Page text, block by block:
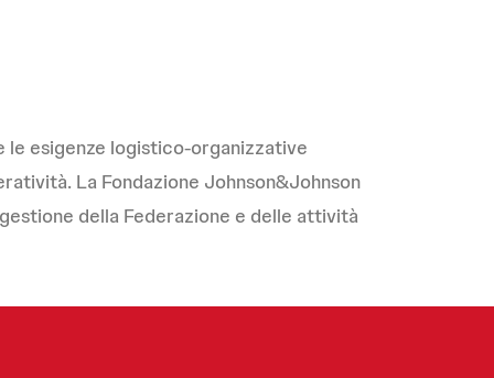
le esigenze logistico-organizzative
La Fondazione Johnson&Johnson
della Federazione e delle attività